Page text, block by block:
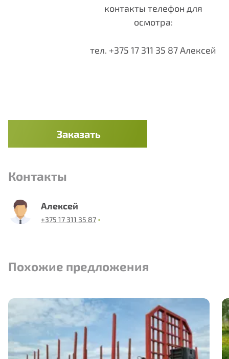
контакты телефон для
осмотра:
тел. +375 17 311 35 87 Алексей
Заказать
Контакты
Алексей
+375 17 311 35 87 •
Похожие предложения
Заказ имущества